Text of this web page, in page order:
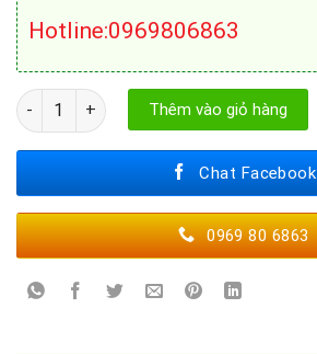
Hotline:0969806863
BẾP TỪ BOSCH PID651DC5E số lượng
Thêm vào giỏ hàng
Chat Facebook
0969 80 6863